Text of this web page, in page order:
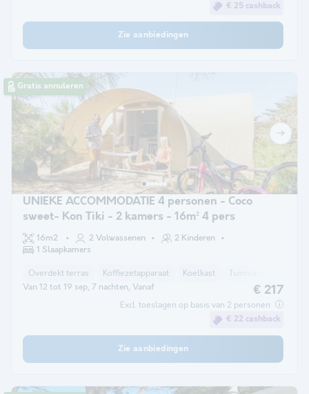
€ 25 cashback
Zie aanbiedingen
Gratis annuleren
UNIEKE ACCOMMODATIE 4 personen - Coco
sweet- Kon Tiki - 2 kamers - 16m² 4 pers
16m2 2 Volwassenen
2 Kinderen
1 Slaapkamers
Overdekt terras Koffiezetapparaat Koelkast Tuinmeubelen
Van 12 tot 19 sep, 7 nachten, Vanaf € 217
Excl. toeslagen op basis van 2 personen
€ 22 cashback
Zie aanbiedingen